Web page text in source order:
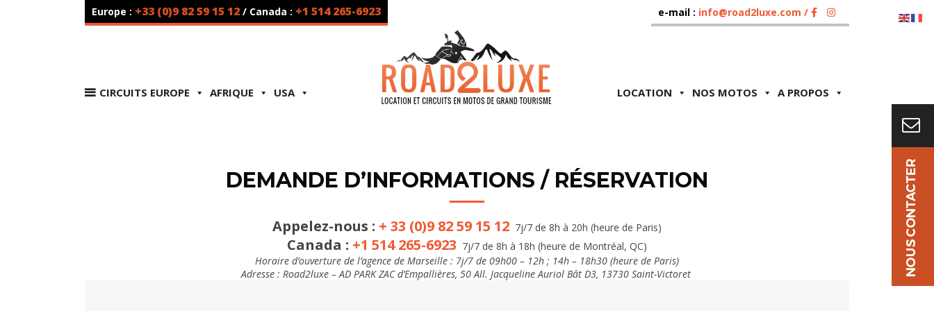
Europe : +33 (0)9 82 59 15 12 / Canada : +1 514 265-6923 e-mail : info@road2luxe.com /
CIRCUITS EUROPE AFRIQUE USA LOCATION NOS MOTOS A PROPOS
DEMANDE D’INFORMATIONS / RÉSERVATION
Appelez-nous : + 33 (0)9 82 59 15 12 7j/7 de 8h à 20h (heure de Paris)
Canada : +1 514 265-6923 7j/7 de 8h à 18h (heure de Montréal, QC)
Horaire d’ouverture de l’agence de Marseille : 7j/7 de 09h00 – 12h ; 14h – 18h30 (heure de Paris)
Adresse : Road2luxe – AD PARK ZAC d’Empallières, 50 All. Jacqueline Auriol Bât D3, 13730 Saint-Victoret